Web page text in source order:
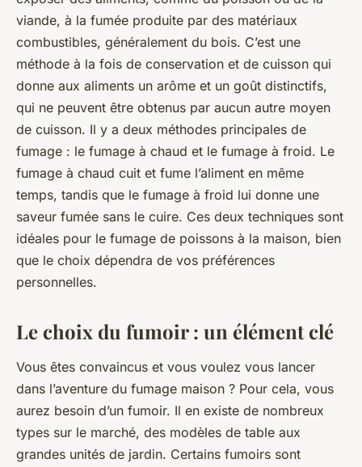
viande, à la fumée produite par des matériaux
combustibles, généralement du bois. C’est une
méthode à la fois de conservation et de cuisson qui
donne aux aliments un arôme et un goût distinctifs,
qui ne peuvent être obtenus par aucun autre moyen
de cuisson. Il y a deux méthodes principales de
fumage : le fumage à chaud et le fumage à froid. Le
fumage à chaud cuit et fume l’aliment en même
temps, tandis que le fumage à froid lui donne une
saveur fumée sans le cuire. Ces deux techniques sont
idéales pour le fumage de poissons à la maison, bien
que le choix dépendra de vos préférences
personnelles.
Le choix du fumoir : un élément clé
Vous êtes convaincus et vous voulez vous lancer
dans l’aventure du fumage maison ? Pour cela, vous
aurez besoin d’un fumoir. Il en existe de nombreux
types sur le marché, des modèles de table aux
grandes unités de jardin. Certains fumoirs sont